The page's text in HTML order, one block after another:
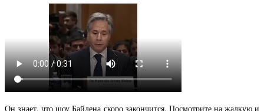
Он знает, что шоу Байдена скоро закончится. Посмотрите на жалкую и